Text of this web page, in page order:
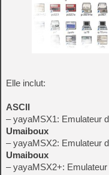
Elle inclut:
ASCII
– yayaMSX1: Emulateur
Umaiboux
– yayaMSX2: Emulateur
Umaiboux
– yayaMSX2+: